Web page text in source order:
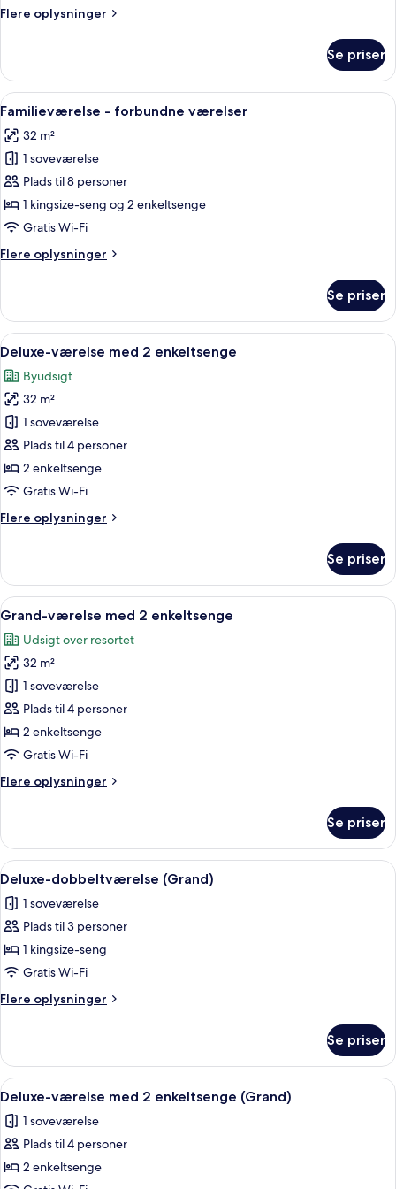
Flere oplysninger
Flere
-
soveværelser
Se priser
Indlæs
alle
billeder
af
Familieværelse
-
forbundne
Premium-sengetøj, minibar,
4
Familieværelse - forbundne værelser
32 m²
1 soveværelse
Plads til 8 personer
1 kingsize-seng og 2 enkeltsenge
Gratis Wi-Fi
Flere oplysninger
Flere
-
forbundne
værelser
Se priser
Indlæs
alle
billeder
af
Deluxe-
værelse
med
2
Premium-sengetøj, minibar,
4
Deluxe-værelse med 2 enkeltsenge
Byudsigt
32 m²
1 soveværelse
Plads til 4 personer
2 enkeltsenge
Gratis Wi-Fi
Flere oplysninger
Flere
værelse
med
2
Se priser
Indlæs
alle
billeder
af
Grand-
værelse
med
2
Et hotelværelse med udsigt over
4
Grand-værelse med 2 enkeltsenge
Udsigt over resortet
32 m²
1 soveværelse
Plads til 4 personer
2 enkeltsenge
Gratis Wi-Fi
Flere oplysninger
Flere
værelse
med
2
Se priser
Indlæs
alle
billeder
af
Deluxe-
dobbeltværelse
(Grand)
Et hotelværelse med seng, stol, et
3
Deluxe-dobbeltværelse (Grand)
1 soveværelse
Plads til 3 personer
1 kingsize-seng
Gratis Wi-Fi
Flere oplysninger
Flere
dobbeltværelse
(Grand)
Se priser
Indlæs
alle
billeder
af
Deluxe-
Et hotelværelse med to senge, et
1
Deluxe-værelse med 2 enkeltsenge (Grand)
1 soveværelse
Plads til 4 personer
2 enkeltsenge